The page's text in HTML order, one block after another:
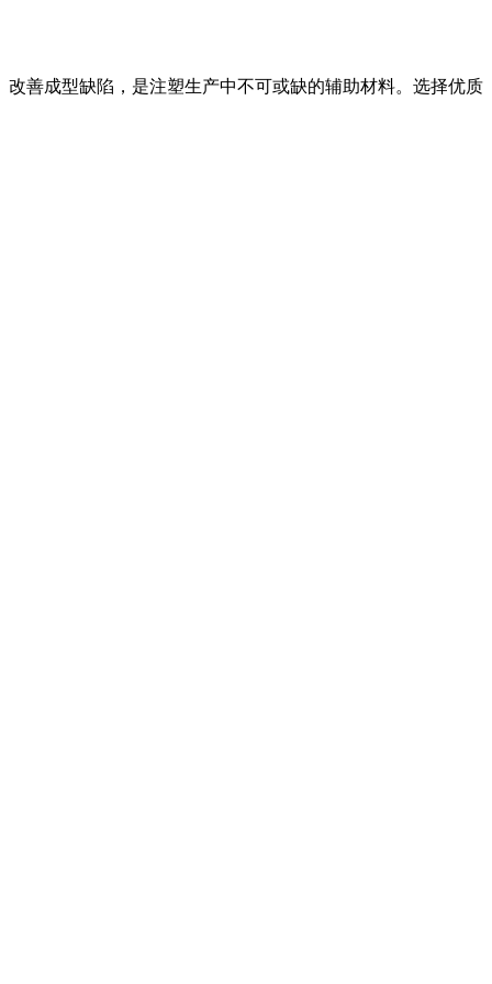
善成型缺陷，是注塑生产中不可或缺的辅助材料。选择优质